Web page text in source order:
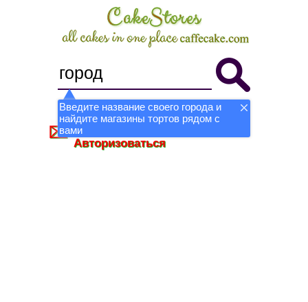
Введите название своего города и
найдите магазины тортов рядом с
вамиСтать магазином
Авторизоваться